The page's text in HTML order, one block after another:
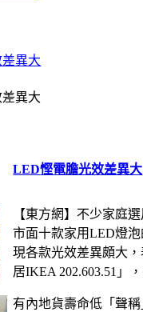
異大
異大
LED慳電膽光效差異大
【東方網】不少家庭
市面十款家用LED燈
現各款光效差異頗大
居IKEA 202.603.51 」
有內地貨壽命低「聲